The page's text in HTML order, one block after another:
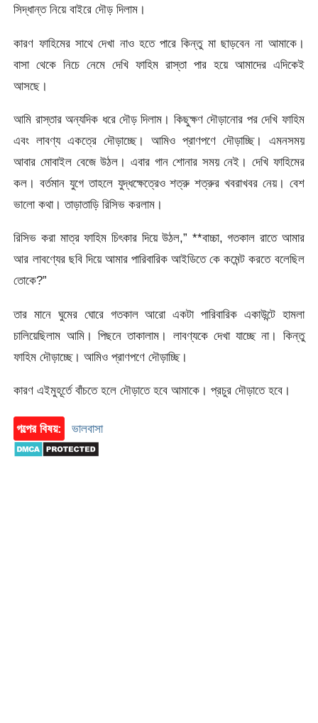
সিদ্ধান্ত নিয়ে বাইরে দৌড় দিলাম।
কারণ ফাহিমের সাথে দেখা নাও হতে পারে কিন্তু মা ছাড়বেন না আমাকে।
বাসা থেকে নিচে নেমে দেখি ফাহিম রাস্তা পার হয়ে আমাদের এদিকেই
আসছে।
আমি রাস্তার অন্যদিক ধরে দৌড় দিলাম। কিছুক্ষণ দৌড়ানোর পর দেখি ফাহিম
এবং লাবণ্য একত্রে দৌড়াচ্ছে। আমিও প্রাণপণে দৌড়াচ্ছি। এমনসময়
আবার মোবাইল বেজে উঠল। এবার গান শোনার সময় নেই। দেখি ফাহিমের
কল। বর্তমান যুগে তাহলে যুদ্ধক্ষেত্রেও শত্রু শত্রুর খবরাখবর নেয়। বেশ
ভালো কথা। তাড়াতাড়ি রিসিভ করলাম।
রিসিভ করা মাত্র ফাহিম চিৎকার দিয়ে উঠল,” **বাচ্চা, গতকাল রাতে আমার
আর লাবণ্যের ছবি দিয়ে আমার পারিবারিক আইডিতে কে কমেন্ট করতে বলেছিল
তোকে?”
তার মানে ঘুমের ঘোরে গতকাল আরো একটা পারিবারিক একাউন্টে হামলা
চালিয়েছিলাম আমি। পিছনে তাকালাম। লাবণ্যকে দেখা যাচ্ছে না। কিন্তু
ফাহিম দৌড়াচ্ছে। আমিও প্রাণপণে দৌড়াচ্ছি।
কারণ এইমুহূর্তে বাঁচতে হলে দৌড়াতে হবে আমাকে। প্রচুর দৌড়াতে হবে।
গল্পের বিষয়: ভালবাসা